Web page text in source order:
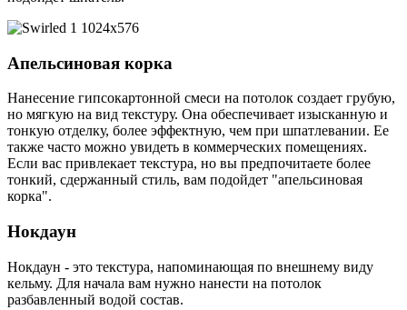
Апельсиновая корка
Нанесение гипсокартонной смеси на потолок создает грубую,
но мягкую на вид текстуру. Она обеспечивает изысканную и
тонкую отделку, более эффектную, чем при шпатлевании. Ее
также часто можно увидеть в коммерческих помещениях.
Если вас привлекает текстура, но вы предпочитаете более
тонкий, сдержанный стиль, вам подойдет "апельсиновая
корка".
Нокдаун
Нокдаун - это текстура, напоминающая по внешнему виду
кельму. Для начала вам нужно нанести на потолок
разбавленный водой состав.